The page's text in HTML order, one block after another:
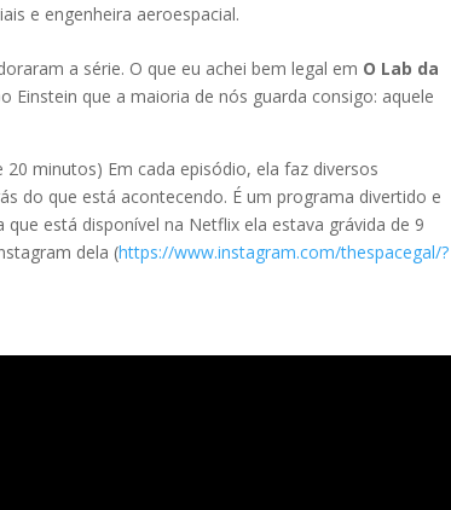
e engenheira aeroespacial.
a série. O que eu achei bem legal em O Lab da
que a maioria de nós guarda consigo: aquele
minutos) Em cada episódio, ela faz diversos
do que está acontecendo. É um programa divertido e
está disponível na Netflix ela estava grávida de 9
dela (https://www.instagram.com/thespacegal/?